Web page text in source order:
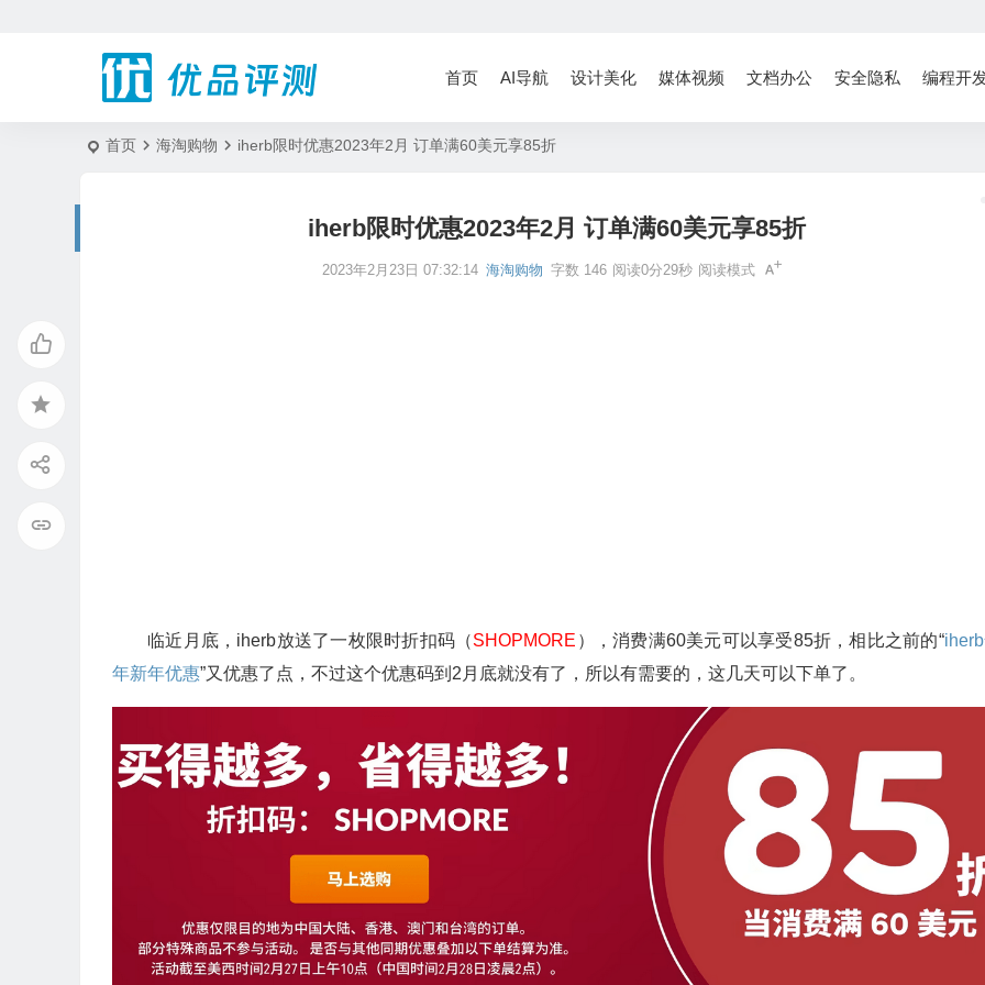
首页 AI导航 设计美化 媒体视频 文档办公 安全隐私 编程开
首页 海淘购物 iherb限时优惠2023年2月 订单满60美元享85折
iherb限时优惠2023年2月 订单满60美元享85折
2023年2月23日 07:32:14 海淘购物 字数 146 阅读0分29秒 阅读模式
临近月底，iherb放送了一枚限时折扣码（SHOPMORE ），消费满60美元可以享受85折，相比之前的“
年新年优惠”又优惠了点，不过这个优惠码到2月底就没有了，所以有需要的，这几天可以下单了。